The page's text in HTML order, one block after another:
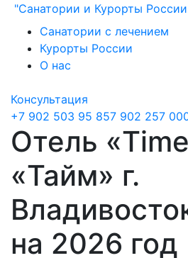
"Санатории и Курорты
Санатории с лечением
Курорты России
О нас
Консультация
+7 902 503 95 857 902 257
Отель
«Тайм» г.
на 2026 год